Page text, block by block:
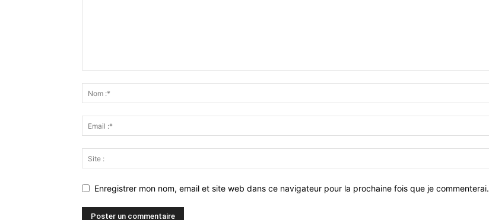
Enregistrer mon nom, email et site web dans ce navigateur pour la prochaine fois que je commenterai.